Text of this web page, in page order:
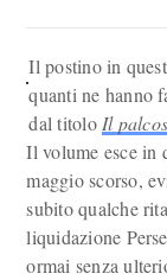
Il postino in
quanti ne hanno
dal titolo Il
Il volume esce in
maggio scorso,
subito qualche
liquidazione
ormai senza